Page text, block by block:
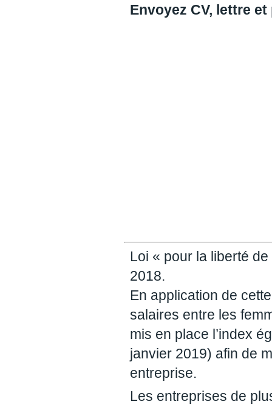
Envoyez CV, lettre
Loi « pour la liberté
2018.
En application de
salaires entre les
mis en place l’index
janvier 2019) afin de
entreprise.
Les entreprises de